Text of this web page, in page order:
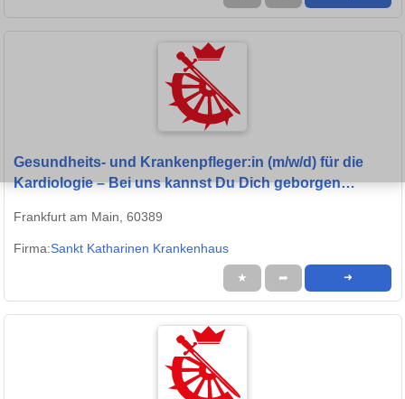
Gesundheits- und Krankenpfleger:in (m/w/d) für die
Kardiologie – Bei uns kannst Du Dich geborgen
Frankfurt am Main, 60389
Firma:Sankt Katharinen Krankenhaus
★ ➦ ➜